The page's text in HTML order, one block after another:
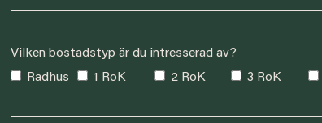
Vilken bostadstyp är du intresserad av?
Radhus
1 RoK 2 RoK 3 RoK